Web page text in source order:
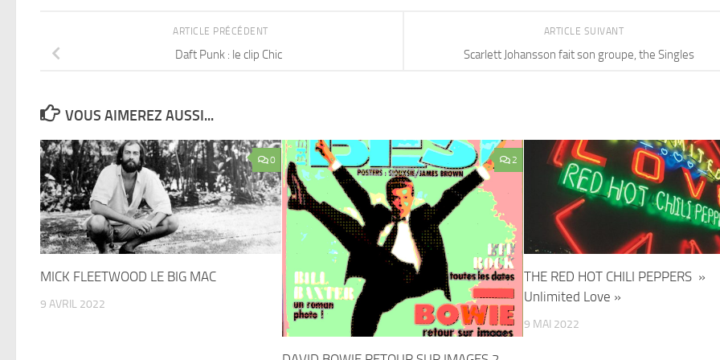
ARTICLE SUIVANT
Scarlett Johansson fait son groupe, the Singles
ARTICLE PRÉCÉDENT
Daft Punk : le clip Chic
VOUS AIMEREZ AUSSI...
0
MICK FLEETWOOD LE BIG MAC
9 AVRIL 2022
2
THE RED HOT CHILI PEPPERS »
Unlimited Love »
9 MAI 2022